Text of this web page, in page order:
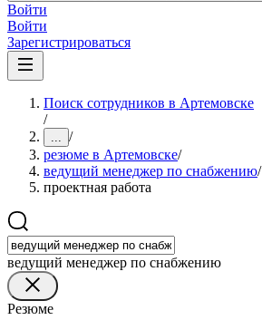
Войти
Войти
Зарегистрироваться
Поиск сотрудников в Артемовске
/
... /
резюме в Артемовске/
ведущий менеджер по снабжению/
проектная работа
ведущий менеджер по снабжению
Резюме